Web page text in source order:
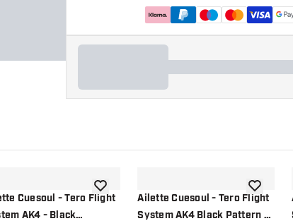
de souhaits
Cuesoul - Tero Flight
AK4 - Black
ajouter à la liste de souhaits
Ailette Cuesoul - Tero Flight
System AK4 Black Pattern -
ajouter à